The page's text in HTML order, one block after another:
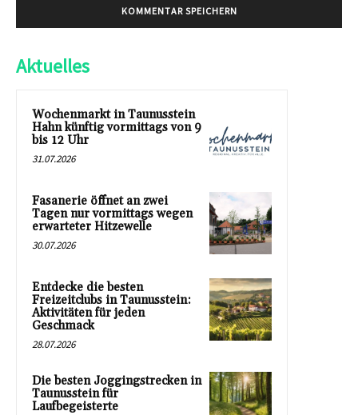
Aktuelles
Wochenmarkt in Taunusstein
Hahn künftig vormittags von 9
bis 12 Uhr
31.07.2026
Fasanerie öffnet an zwei
Tagen nur vormittags wegen
erwarteter Hitzewelle
30.07.2026
Entdecke die besten
Freizeitclubs in Taunusstein:
Aktivitäten für jeden
Geschmack
28.07.2026
Die besten Joggingstrecken in
Taunusstein für
Laufbegeisterte